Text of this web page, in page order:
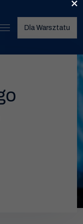
Dla Warsztatu